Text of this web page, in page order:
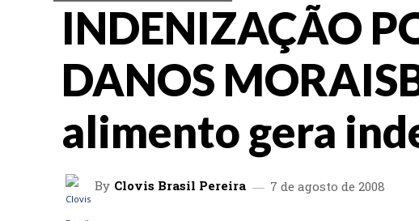
INDENIZAÇÃO
DANOS
alimento gera
By Clovis Brasil Pereira 7 de agosto de 2008